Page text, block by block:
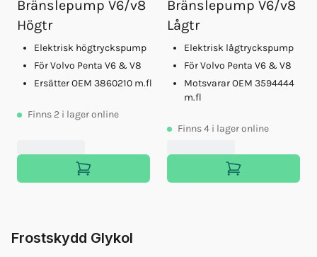
Bränslepump V6/v8
Högtr
Elektrisk högtryckspump
För Volvo Penta V6 & V8
Ersätter OEM 3860210 m.fl
Finns 2 i lager online
Bränslepump V6/v8
Lågtr
Elektrisk lågtryckspump
För Volvo Penta V6 & V8
Motsvarar OEM 3594444
m.fl
Finns4 i lager online
Frostskydd Glykol